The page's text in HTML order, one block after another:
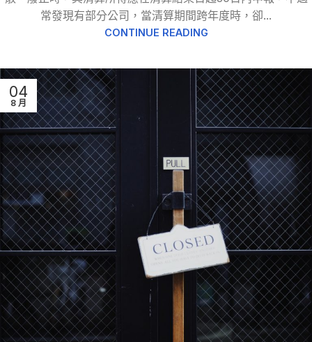
常發現有部分公司，當清算期間跨年度時，卻...
CONTINUE READING
04
8 月